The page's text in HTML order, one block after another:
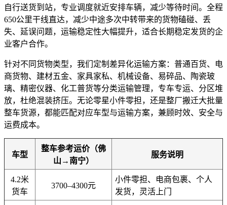
自行送货到站，专业调度就近安排车辆，减少等待时间。全程
650公里干线直达，减少中途多次中转带来的货物磕碰、丢
失、延误问题，运输稳定性大幅提升，适合长期稳定发货的企
业客户合作。
针对不同货物类型，我们定制差异化运输方案：普通百货、电
商货物、建材五金、家具家私、机械设备、易碎品、陶瓷玻
璃、精密仪器、化工普货等分类运输管理，专车专运、分区堆
放，杜绝混装挤压。无论零星小件零担，还是整厂搬迁大批量
整车货源，都能匹配对应车型与运输方案，兼顾时效、安全与
运费成本。
车型
整车参考运价（佛
山→南宁）
服务说明
4.2米
货车
3700–4300元
小件零担、电商包裹、个人
发货，灵活上门